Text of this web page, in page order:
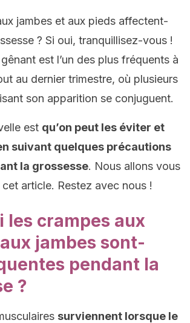
jambes et aux pieds affectent-
? Si oui, tranquillisez-vous !
est l’un des plus fréquents à
au dernier trimestre, où plusieurs
son apparition se conjuguent.
est qu’on peut les éviter et
suivant quelques précautions
la grossesse. Nous allons vous
article. Restez avec nous !
les crampes aux
jambes sont-
pendant la
?
surviennent lorsque le